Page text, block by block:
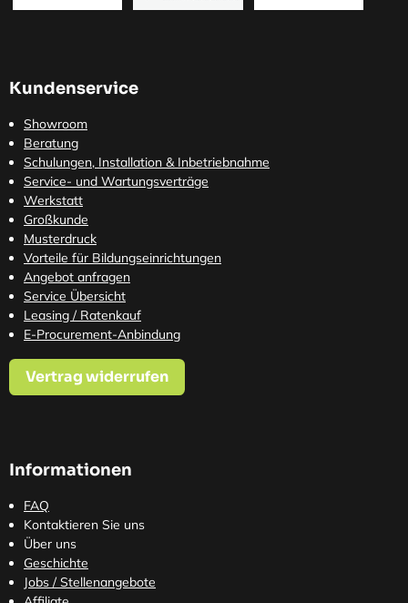
Kundenservice
Showroom
Beratung
Schulungen, Installation & Inbetriebnahme
Service- und Wartungsverträge
Werkstatt
Großkunde
Musterdruck
Vorteile für Bildungseinrichtungen
Angebot anfragen
Service Übersicht
Leasing / Ratenkauf
E-Procurement-Anbindung
Vertrag widerrufen
Informationen
FAQ
Kontaktieren Sie uns
Über uns
Geschichte
Jobs / Stellenangebote